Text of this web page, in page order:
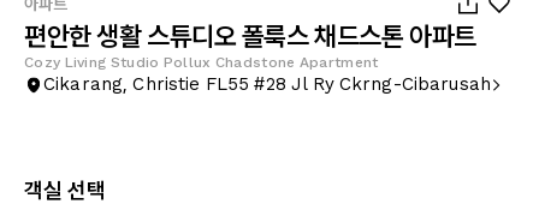
편안한 생활 스튜디오 폴룩스 채드스톤 아파트
Cozy Living Studio Pollux Chadstone Apartment
Cikarang, Christie FL55 #28 Jl Ry Ckrng-Cibarusah
객실 선택